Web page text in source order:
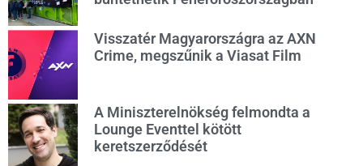
Visszatér Magyarországra az AXN
Crime, megszűnik a Viasat Film
A Miniszterelnökség felmondta a
Lounge Eventtel kötött
keretszerződését